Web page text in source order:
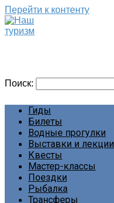
Перейти к контенту
Поиск:
Гиды
Билеты
Водные прогулки
Выставки и лекции
Квесты
Мастер-классы
Поездки
Рыбалка
Трансферы